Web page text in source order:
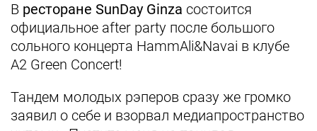
В ресторане SunDay Ginza состоится
официальное after party после большого
сольного концерта HammAli&Navai в клубе
А2 Green Concert!
Тандем молодых рэперов сразу же громко
заявил о себе и взорвал медиапространство